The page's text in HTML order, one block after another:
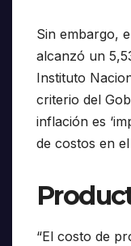
Sin embargo,
alcanzó un
Instituto
criterio del
inflación es
de costos en
“El costo de